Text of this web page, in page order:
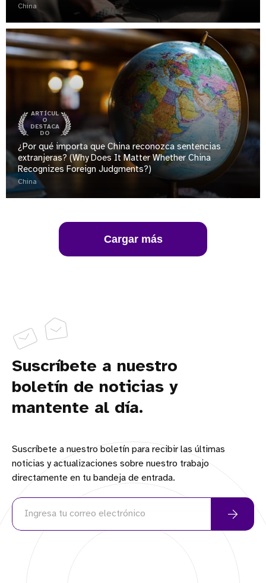
China
ARTÍCUL
O
DESTACA
DO
¿Por qué importa que China reconozca sentencias
extranjeras? (Why Does It Matter Whether China
Recognizes Foreign Judgments?)
China
Cargar más
Suscríbete a nuestro
boletín de noticias y
mantente al día.
Suscríbete a nuestro boletín para recibir las últimas
noticias y actualizaciones sobre nuestro trabajo
directamente en tu bandeja de entrada.